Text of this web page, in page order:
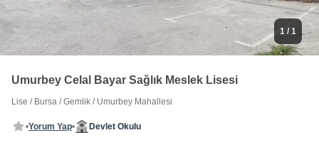
1 / 1
Umurbey Celal Bayar Sağlık Meslek Lisesi
Lise / Bursa /Gemlik / Umurbey Mahallesi
Yorum Yap Devlet Okulu